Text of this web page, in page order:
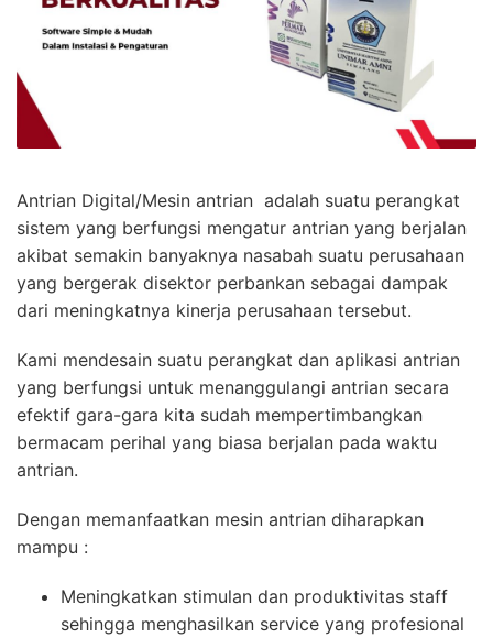
Antrian Digital/Mesin antrian adalah suatu perangkat
sistem yang berfungsi mengatur antrian yang berjalan
akibat semakin banyaknya nasabah suatu perusahaan
yang bergerak disektor perbankan sebagai dampak
dari meningkatnya kinerja perusahaan tersebut.
Kami mendesain suatu perangkat dan aplikasi antrian
yang berfungsi untuk menanggulangi antrian secara
efektif gara-gara kita sudah mempertimbangkan
bermacam perihal yang biasa berjalan pada waktu
antrian.
Dengan memanfaatkan mesin antrian diharapkan
mampu :
Meningkatkan stimulan dan produktivitas staff
sehingga menghasilkan service yang profesional